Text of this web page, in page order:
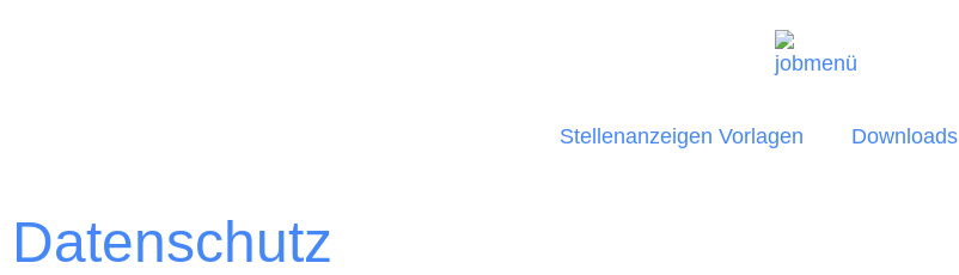
Stellenanzeigen Vorlagen Downloads
Datenschutz